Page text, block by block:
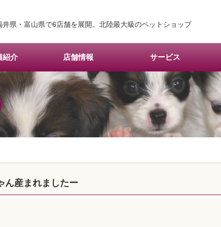
井県・富山県で6店舗を展開。北陸最大級のペットショップ
紹介 店舗情報 サービス
ん産まれましたー